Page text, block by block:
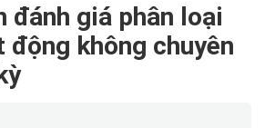
đánh giá phân loại
động không chuyên